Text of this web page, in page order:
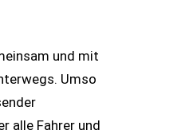
und mit
Umso
alle Fahrer und